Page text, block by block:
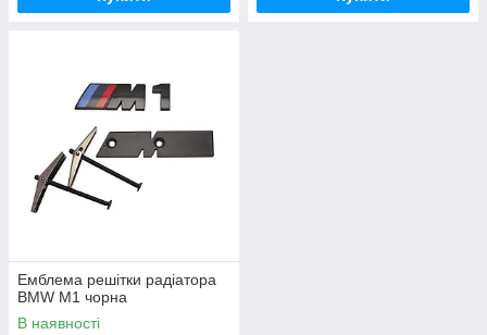
Емблема решітки радіатора
BMW M1 чорна
В наявності